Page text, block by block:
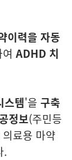
이력을 자동
ADHD 치
스템'을 구축
정보(주민등
의료용 마약
.